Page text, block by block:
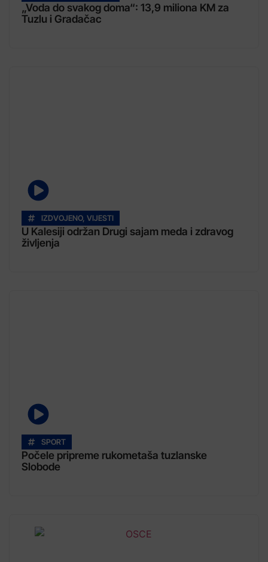
„Voda do svakog doma“: 13,9 miliona KM za
Tuzlu i Gradačac
IZDVOJENO, VIJESTI
U Kalesiji održan Drugi sajam meda i zdravog
življenja
SPORT
Počele pripreme rukometaša tuzlanske
Slobode